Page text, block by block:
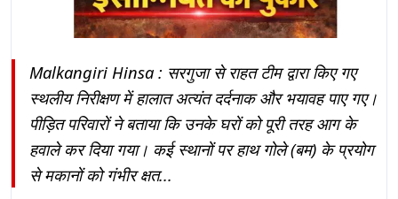
Malkangiri Hinsa : सरगुजा से राहत टीम द्वारा किए गए
स्थलीय निरीक्षण में हालात अत्यंत दर्दनाक और भयावह पाए गए।
पीड़ित परिवारों ने बताया कि उनके घरों को पूरी तरह आग के
हवाले कर दिया गया। कई स्थानों पर हाथ गोले (बम) के प्रयोग
से मकानों को गंभीर क्षत...